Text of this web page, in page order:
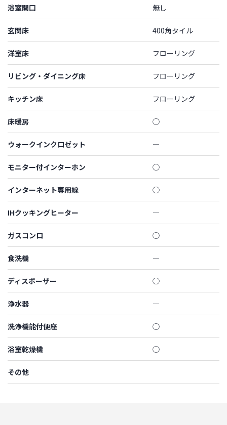
浴室開口 無し
玄関床 400角タイル
洋室床 フローリング
リビング・ダイニング床 フローリング
キッチン床 フローリング
床暖房 ◯
ウォークインクロゼット ―
モニター付インターホン ◯
インターネット専用線 ◯
IHクッキングヒーター ―
ガスコンロ ◯
食洗機 ―
ディスポーザー ◯
浄水器 ―
洗浄機能付便座 ◯
浴室乾燥機 ◯
その他